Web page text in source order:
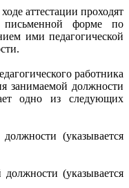
аттестации проходят
письменной форме по
ими педагогической
работника
занимаемой должности
одно из следующих
(указывается
(указывается